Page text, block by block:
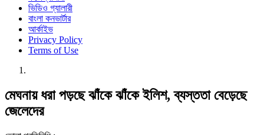
ভিডিও গ্যালারী
বাংলা কনভার্টার
আর্কাইভ
Privacy Policy
Terms of Use
মেঘনায় ধরা পড়ছে ঝাঁকে ঝাঁকে ইলিশ, ব্যস্ততা বেড়েছে
জেলেদের